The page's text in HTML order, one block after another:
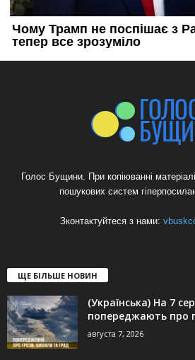
Голос Бущини. При копіюванні
пошукових систем
Зконтактуйтеся з нами:
ЩЕ БІЛЬШЕ НОВИН
(Українська) На 7
попереджають про
августа 7, 2026